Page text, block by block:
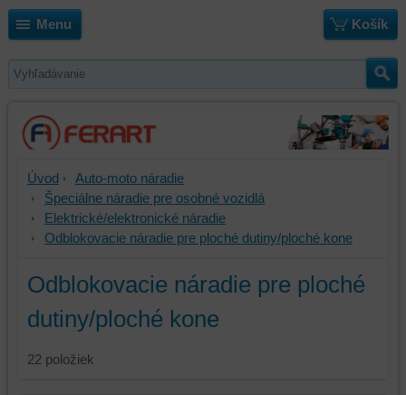
Menu Košík
Úvod
Auto-moto náradie
Špeciálne náradie pre osobné vozidlá
Elektrické/elektronické náradie
Odblokovacie náradie pre ploché dutiny/ploché kone
Odblokovacie náradie pre ploché
dutiny/ploché kone
22 položiek